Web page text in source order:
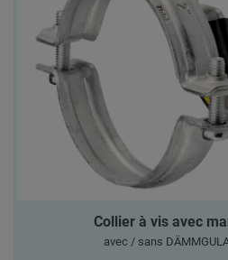
Collier à vis avec
avec / sans